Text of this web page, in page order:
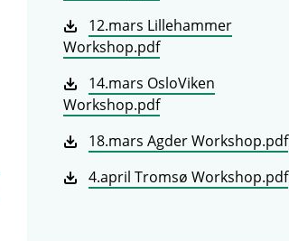
12.mars Lillehammer
Workshop.pdf
14.mars OsloViken
Workshop.pdf
18.mars Agder Workshop.pdf
4.april Tromsø Workshop.pdf